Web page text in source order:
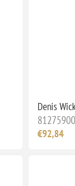
Denis
€92,84